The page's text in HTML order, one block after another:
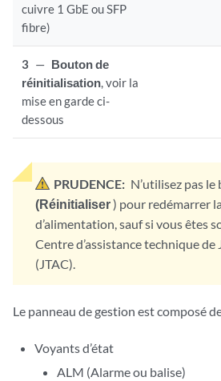
cuivre 1 GbE ou SFP
fibre)
3 — Bouton de
réinitialisation , voir la
mise en garde ci-
dessous
PRUDENCE: N’utilisez pas
(Réinitialiser) pour redémarrer
d’alimentation, sauf si vous êtes
Centre d’assistance technique
(JTAC).
Le panneau de gestion est composé
Voyants d’état
ALM (Alarme ou balise)